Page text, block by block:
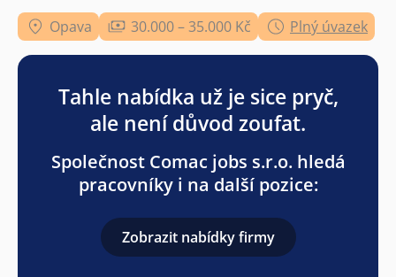
Opava 30.000 – 35.000 Kč Plný úvazek
Tahle nabídka už je sice pryč,
ale není důvod zoufat.
Společnost Comac jobs s.r.o. hledá
pracovníky i na další pozice:
Zobrazit nabídky firmy